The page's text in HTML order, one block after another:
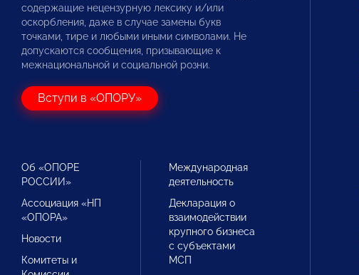
содержащие нецензурную лексику и/или
оскорбления, даже в случае замены букв
точками, тире и любыми иными символами. Не
допускаются сообщения, призывающие к
межнациональной и социальной розни.
Вступи в «ОПОРУ»
Об «ОПОРЕ
РОССИИ»
Ассоциация «НП
«ОПОРА»
Новости
Комитеты и
Международная
деятельность
Декларация о
взаимодействии
крупного бизнеса
с субъектами
МСП